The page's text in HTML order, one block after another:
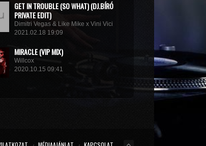
GET IN TROUBLE (SO WHAT) (DJ.BÍRÓ
PRIVATE EDIT)
Dimitri Vegas & Like Mike x Vini Vici
2021.02.18 19:09
MIRACLE (VIP MIX)
Willcox
2020.10.15 09:41